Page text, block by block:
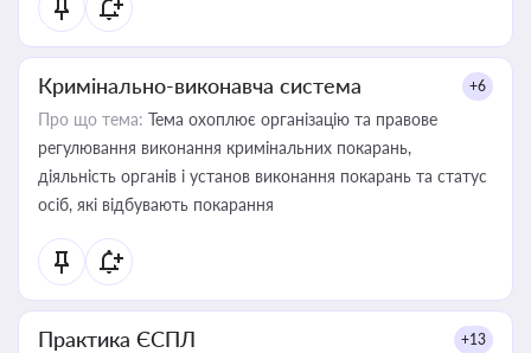
Кримінально-виконавча система +6
Про що тема: Тема охоплює організацію та правове
регулювання виконання кримінальних покарань,
діяльність органів і установ виконання покарань та статус
осіб, які відбувають покарання
Практика ЄСПЛ +13